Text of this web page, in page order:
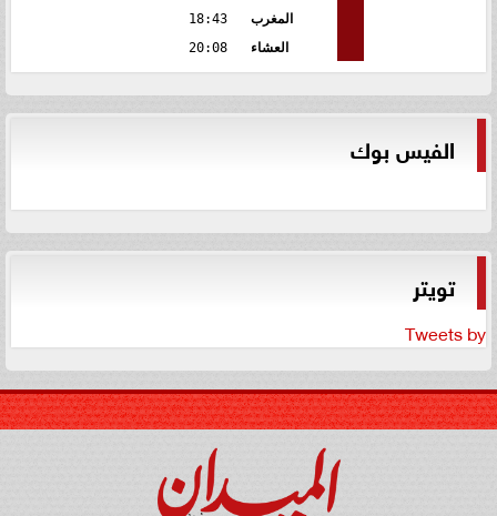
المغرب
18:43
العشاء
20:08
الفيس بوك
تويتر
Tweets by